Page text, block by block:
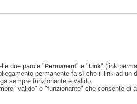
due parole "Permanent" e "Link" (link
permanente fa sì che il link ad un
sempre funzionante e valido.
"valido" e "funzionante" che consente di